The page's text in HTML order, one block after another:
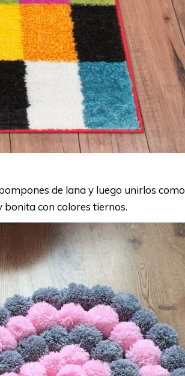
de lana y luego unirlos como
con colores tiernos.